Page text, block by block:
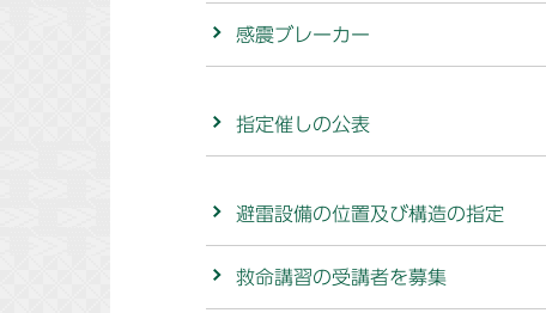
感震ブレーカー
指定催しの公表
避雷設備の位置及び構造の指定
救命講習の受講者を募集